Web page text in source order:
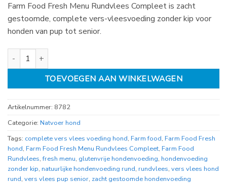
Farm Food Fresh Menu Rundvlees Compleet is zacht
gestoomde, complete vers-vleesvoeding zonder kip voor
honden van pup tot senior.
Farm food fresh menu rundvlees 125gr aantal
TOEVOEGEN AAN WINKELWAGEN
Artikelnummer: 8782
Categorie: Natvoer hond
Tags: complete vers vlees voeding hond, Farm food, Farm Food Fresh
hond, Farm Food Fresh Menu Rundvlees Compleet, Farm Food
Rundvlees,fresh menu, glutenvrije hondenvoeding, hondenvoeding
zonder kip, natuurlijke hondenvoeding rund, rundvlees, vers vlees hond
rund, vers vlees pup senior, zacht gestoomde hondenvoeding